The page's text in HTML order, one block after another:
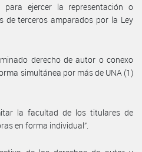
ejercer la representación o
de terceros amparados por la Ley
derecho de autor o conexo
simultánea por más de UNA (1)
la facultad de los titulares de
en forma individual”.